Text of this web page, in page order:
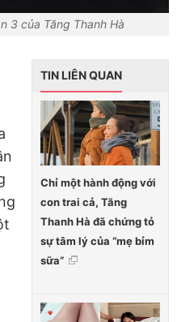
3 của Tăng Thanh Hà
TIN LIÊN QUAN
Chỉ một hành động với
con trai cả, Tăng
Thanh Hà đã chứng tỏ
sự tâm lý của “mẹ bỉm
sữa”